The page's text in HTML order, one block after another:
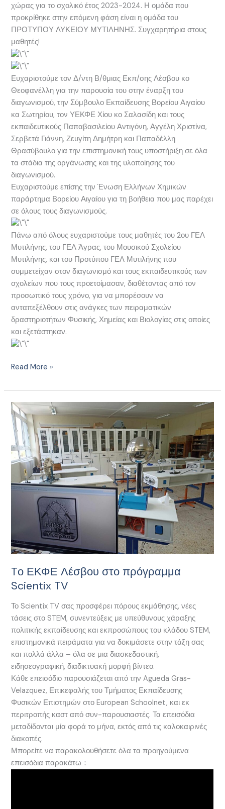
χώρας για το σχολικό έτος 2023-2024. Η ομάδα που
προκρίθηκε στην επόμενη φάση είναι η ομάδα του
ΠΡΟΤΥΠΟΥ ΛΥΚΕΙΟΥ ΜΥΤΙΛΗΝΗΣ. Συγχαρητήρια στους
μαθητές!
Ευχαριστούμε τον Δ/ντη Β/θμιας Εκπ/σης Λέσβου κο
Θεοφανέλλη για την παρουσία του στην έναρξη του
διαγωνισμού, την Σύμβουλο Εκπαίδευσης Βορείου Αιγαίου
κα Σωτηρίου, τον ΥΕΚΦΕ Χίου κο Σαλασίδη και τους
εκπαιδευτικούς Παπαβασιλείου Αντιγόνη, Αγγέλη Χριστίνα,
Σερβετά Γιάννη, Ζευγίτη Δημήτρη και Παπαδέλλη
Θρασύβουλο για την επιστημονική τους υποστήριξη σε όλα
τα στάδια της οργάνωσης και της υλοποίησης του
διαγωνισμού.
Ευχαριστούμε επίσης την Ένωση Ελλήνων Χημικών
παράρτημα Βορείου Αιγαίου για τη βοήθεια που μας παρέχει
σε όλους τους διαγωνισμούς.
Πάνω από όλους ευχαριστούμε τους μαθητές του 2ου ΓΕΛ
Μυτιλήνης, του ΓΕΛ Άγρας, του Μουσικού Σχολείου
Μυτιλήνης, και του Προτύπου ΓΕΛ Μυτιλήνης που
συμμετείχαν στον διαγωνισμό και τους εκπαιδευτικούς των
σχολείων που τους προετοίμασαν, διαθέτοντας από τον
προσωπικό τους χρόνο, για να μπορέσουν να
ανταπεξέλθουν στις ανάγκες των πειραματικών
δραστηριοτήτων Φυσικής, Χημείας και Βιολογίας στις οποίες
και εξετάστηκαν.
Read More »
Tο ΕΚΦΕ Λέσβου στο πρόγραμμα
Scientix TV
Το Scientix TV σας προσφέρει πόρους εκμάθησης, νέες
τάσεις στο STEM, συνεντεύξεις με υπεύθυνους χάραξης
πολιτικής εκπαίδευσης και εκπροσώπους του κλάδου STEM,
επιστημονικά πειράματα για να δοκιμάσετε στην τάξη σας
και πολλά άλλα – όλα σε μια διασκεδαστική,
ειδησεογραφική, διαδικτυακή μορφή βίντεο.
Κάθε επεισόδιο παρουσιάζεται από την Agueda Gras-
Velazquez, Επικεφαλής του Τμήματος Εκπαίδευσης
Φυσικών Επιστημών στο European Schoolnet, και εκ
περιτροπής καστ από συν-παρουσιαστές. Τα επεισόδια
μεταδίδονται μία φορά το μήνα, εκτός από τις καλοκαιρινές
διακοπές.
Μπορείτε να παρακολουθήσετε όλα τα προηγούμενα
επεισόδια παρακάτω：
Tο
ΕΚΦΕ
Λέσβου
στο
πρόγραμμα
Scientix
TV